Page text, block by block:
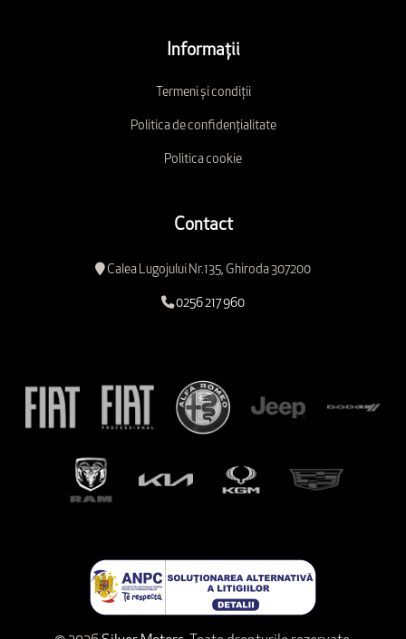
Informații
Termeni și condiții
Politica de confidențialitate
Politica cookie
Contact
Calea Lugojului Nr.135, Ghiroda 307200
0256 217 960